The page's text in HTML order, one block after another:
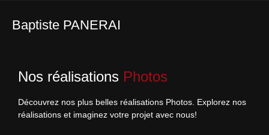
Baptiste PANERAI
Nos réalisations Photos
Découvrez nos plus belles réalisations Photos. Explorez nos
réalisations et imaginez votre projet avec nous!